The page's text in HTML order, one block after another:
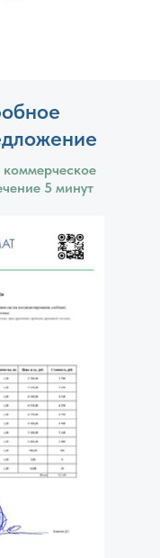
коммерческое
5 минут